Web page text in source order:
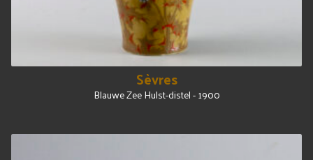
Sèvres
Blauwe Zee Hulst-distel - 1900